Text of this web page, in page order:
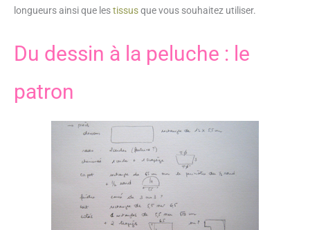
longueurs ainsi que lestissusque vous souhaitez utiliser.
Du dessin à la peluche : le
patron